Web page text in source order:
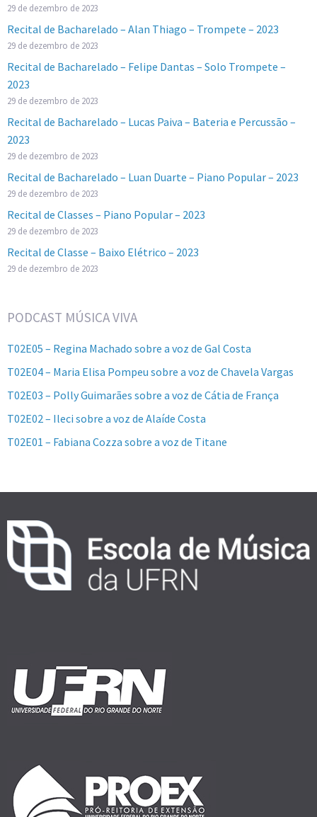
29 de dezembro de 2023
Recital de Bacharelado – Alan Thiago – Trompete – 2023
29 de dezembro de 2023
Recital de Bacharelado – Felipe Dantas – Solo Trompete –
2023
29 de dezembro de 2023
Recital de Bacharelado – Lucas Paiva – Bateria e Percussão –
2023
29 de dezembro de 2023
Recital de Bacharelado – Luan Duarte – Piano Popular – 2023
29 de dezembro de 2023
Recital de Classes – Piano Popular – 2023
29 de dezembro de 2023
Recital de Classe – Baixo Elétrico – 2023
29 de dezembro de 2023
PODCAST MÚSICA VIVA
T02E05 – Regina Machado sobre a voz de Gal Costa
T02E04 – Maria Elisa Pompeu sobre a voz de Chavela Vargas
T02E03 – Polly Guimarães sobre a voz de Cátia de França
T02E02 – Ileci sobre a voz de Alaíde Costa
T02E01 – Fabiana Cozza sobre a voz de Titane